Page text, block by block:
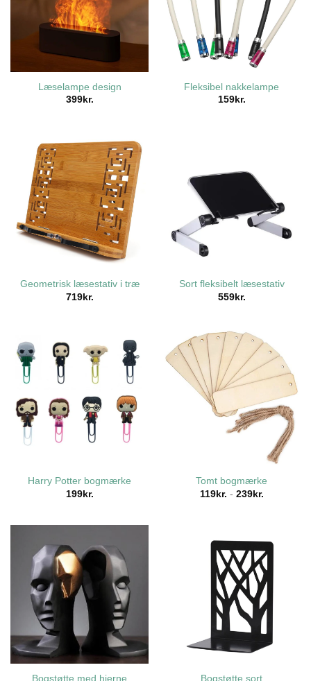
Læselampe design
399kr.
Fleksibel nakkelampe
159kr.
Geometrisk læsestativ i træ
719kr.
Sort fleksibelt læsestativ
559kr.
Harry Potter bogmærke
199kr.
Tomt bogmærke
119kr. - 239kr.
Bogstøtte med hjerne Bogstøtte sort